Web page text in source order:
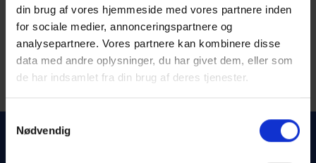
din brug af vores hjemmeside med vores partnere inden
for sociale medier, annonceringspartnere og
analysepartnere. Vores partnere kan kombinere disse
data med andre oplysninger, du har givet dem, eller som
de har indsamlet fra din brug af deres tjenester.
Nødvendig